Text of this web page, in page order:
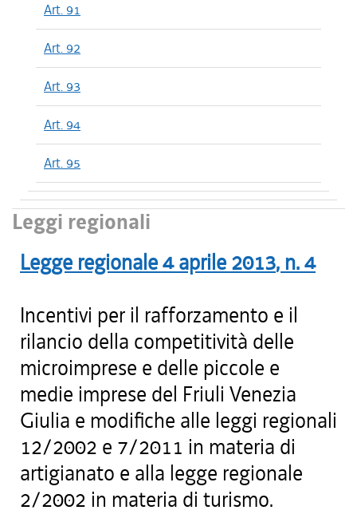
Art. 91
Art. 92
Art. 93
Art. 94
Art. 95
Leggi regionali
Legge regionale4 aprile 2013, n.4
Incentivi per il rafforzamento e il
rilancio della competitività delle
microimprese e delle piccole e
medie imprese del Friuli Venezia
Giulia e modifiche alle leggi regionali
12/2002 e 7/2011 in materia di
artigianato e alla legge regionale
2/2002 in materia di turismo.